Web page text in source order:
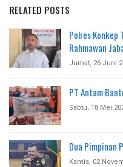
RELATED POSTS
Polres Konkep
Rahmawan
Jumat, 26 Juni
PT Antam
Sabtu, 18 Mei
Dua Pimpinan
Kamis, 02